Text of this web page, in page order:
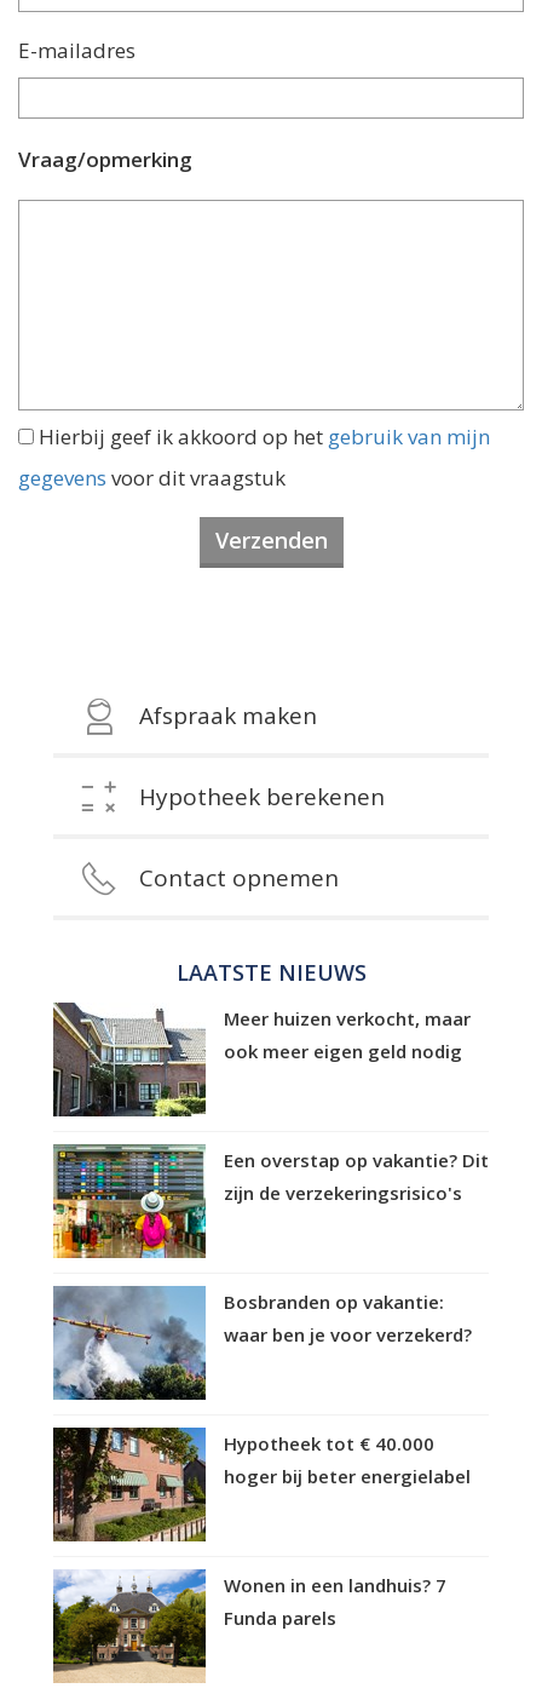
E-mailadres
Vraag/opmerking
Hierbij geef ik akkoord op het gebruik van mijn
gegevens voor dit vraagstuk
Afspraak maken
Hypotheek berekenen
Contact opnemen
LAATSTE NIEUWS
Meer huizen verkocht, maar
ook meer eigen geld nodig
Een overstap op vakantie? Dit
zijn de verzekeringsrisico's
Bosbranden op vakantie:
waar ben je voor verzekerd?
Hypotheek tot € 40.000
hoger bij beter energielabel
Wonen in een landhuis? 7
Funda parels